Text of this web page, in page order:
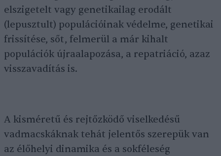
elszigetelt vagy genetikailag erodált
(lepusztult) populációinak védelme, genetikai
frissítése, sőt, felmerül a már kihalt
populációk újraalapozása, a repatriáció, azaz
visszavadítás is.
A kisméretű és rejtőzködő viselkedésű
vadmacskáknak tehát jelentős szerepük van
az élőhelyi dinamika és a sokféleség